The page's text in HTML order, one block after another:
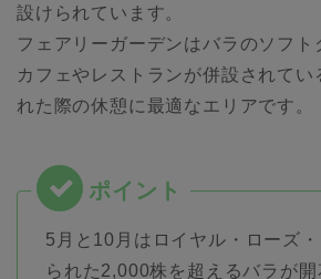
設けられています。
フェアリーガーデンはバラのソフト
カフェやレストランが併設されてい
れた際の休憩に最適なエリアです。
5月と10月はロイヤル・ローズ
られた2,000株を超えるバラが